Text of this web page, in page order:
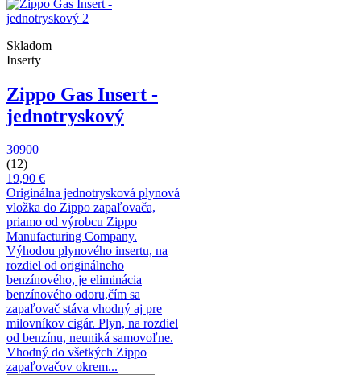
Skladom
Inserty
Zippo Gas Insert -
jednotryskový
30900
(12)
19,90 €
Originálna jednotrysková plynová
vložka do Zippo zapaľovača,
priamo od výrobcu Zippo
Manufacturing Company.
Výhodou plynového insertu, na
rozdiel od originálneho
benzínového, je eliminácia
benzínového odoru,čím sa
zapaľovač stáva vhodný aj pre
milovníkov cigár. Plyn, na rozdiel
od benzínu, neuniká samovoľne.
Vhodný do všetkých Zippo
zapaľovačov okrem...